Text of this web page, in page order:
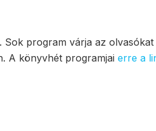
program várja az olvasókat
A könyvhét programjai erre a